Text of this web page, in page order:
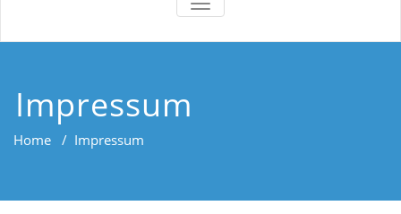
TOGGLE
Impressum
Home / Impressum